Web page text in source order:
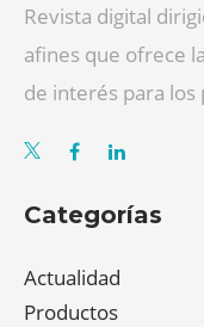
Revista digital
afines que ofrece
de interés para los
Categorías
Actualidad
Productos